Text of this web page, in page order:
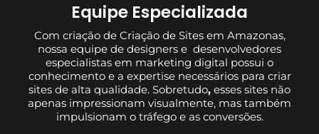
Equipe Especializada
Com criação de Criação de Sites em Amazonas,
nossa equipe de designers e desenvolvedores
especialistas em marketing digital possui o
conhecimento e a expertise necessários para criar
sites de alta qualidade. Sobretudo, esses sites não
apenas impressionam visualmente, mas também
impulsionam o tráfego e as conversões.